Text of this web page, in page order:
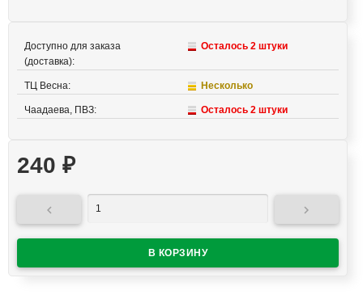
Доступно для заказа
(доставка):
Осталось 2 штуки
ТЦ Весна: Несколько
Чаадаева, ПВЗ: Осталось 2 штуки
240 ₽
 